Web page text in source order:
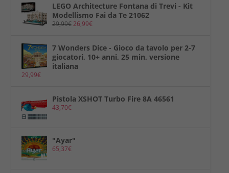
LEGO Architecture Fontana di Trevi - Kit
Modellismo Fai da Te 21062
29,99€26,99€
7 Wonders Dice - Gioco da tavolo per 2-7
giocatori, 10+ anni, 25 min, versione
italiana
29,99€
Pistola XSHOT Turbo Fire 8A 46561
43,70€
"Ayar"
65,37€